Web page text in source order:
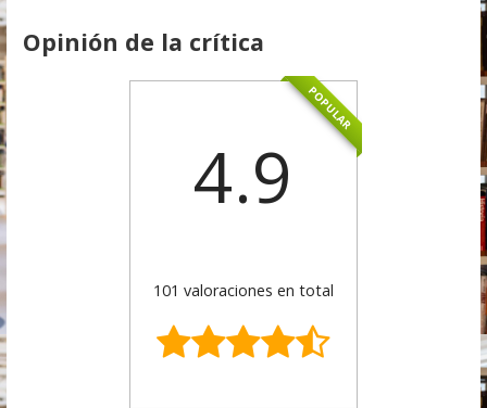
Opinión de la crítica
POPULAR
4.9
101 valoraciones en total